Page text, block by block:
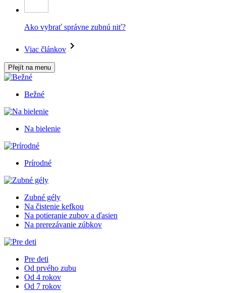
Ako vybrať správne zubnú niť?
Viac článkov
Přejít na menu
Bežné
Na bielenie
Prírodné
Zubné gély
Na čistenie kefkou
Na potieranie zubov a ďasien
Na prerezávanie zúbkov
Pre deti
Od prvého zubu
Od 4 rokov
Od 7 rokov